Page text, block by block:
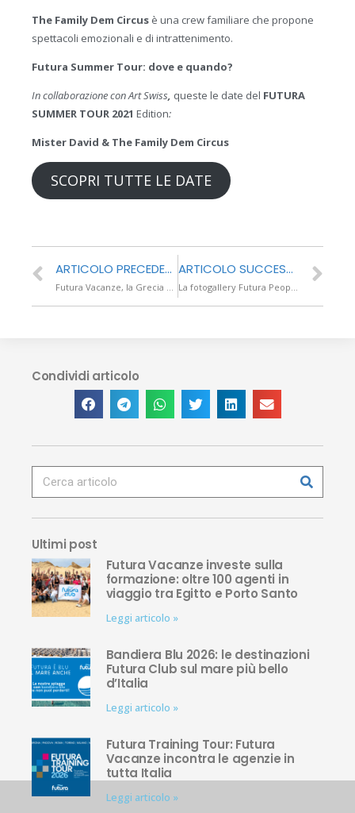
The Family Dem Circus è una crew familiare che propone
spettacoli emozionali e di intrattenimento.
Futura Summer Tour: dove e quando?
In collaborazione con Art Swiss, queste le date del FUTURA
SUMMER TOUR 2021 Edition:
Mister David & The Family Dem Circus
SCOPRI TUTTE LE DATE
ARTICOLO PRECEDENTE
Futura Vacanze, la Grecia c’è!
ARTICOLO SUCCESSIVO
La fotogallery Futura People dell’estate 2021, firmata Futura Vacanze
Condividi articolo
Ultimi post
Futura Vacanze investe sulla
formazione: oltre 100 agenti in
viaggio tra Egitto e Porto Santo
Leggi articolo »
Bandiera Blu 2026: le destinazioni
Futura Club sul mare più bello
d’Italia
Leggi articolo »
Futura Training Tour: Futura
Vacanze incontra le agenzie in
tutta Italia
Leggi articolo »